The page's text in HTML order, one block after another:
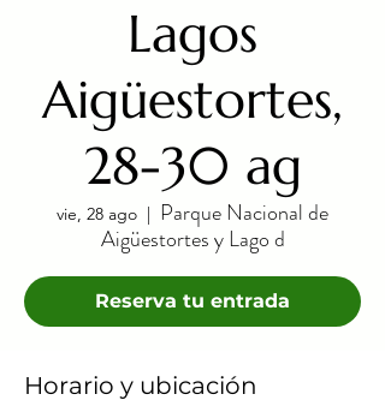
Lagos
Aigüestortes,
28-30 ag
vie, 28 ago
  |
Parque Nacional de
Aigüestortes y Lago d
Reserva tu entrada
Horario y ubicación